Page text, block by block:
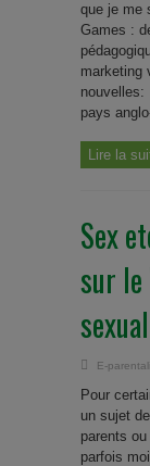
que je me
Games :
marketing
nouvelles:
pays
Lire la
Sex
sur
E-
Pour
un sujet
parents
parfois